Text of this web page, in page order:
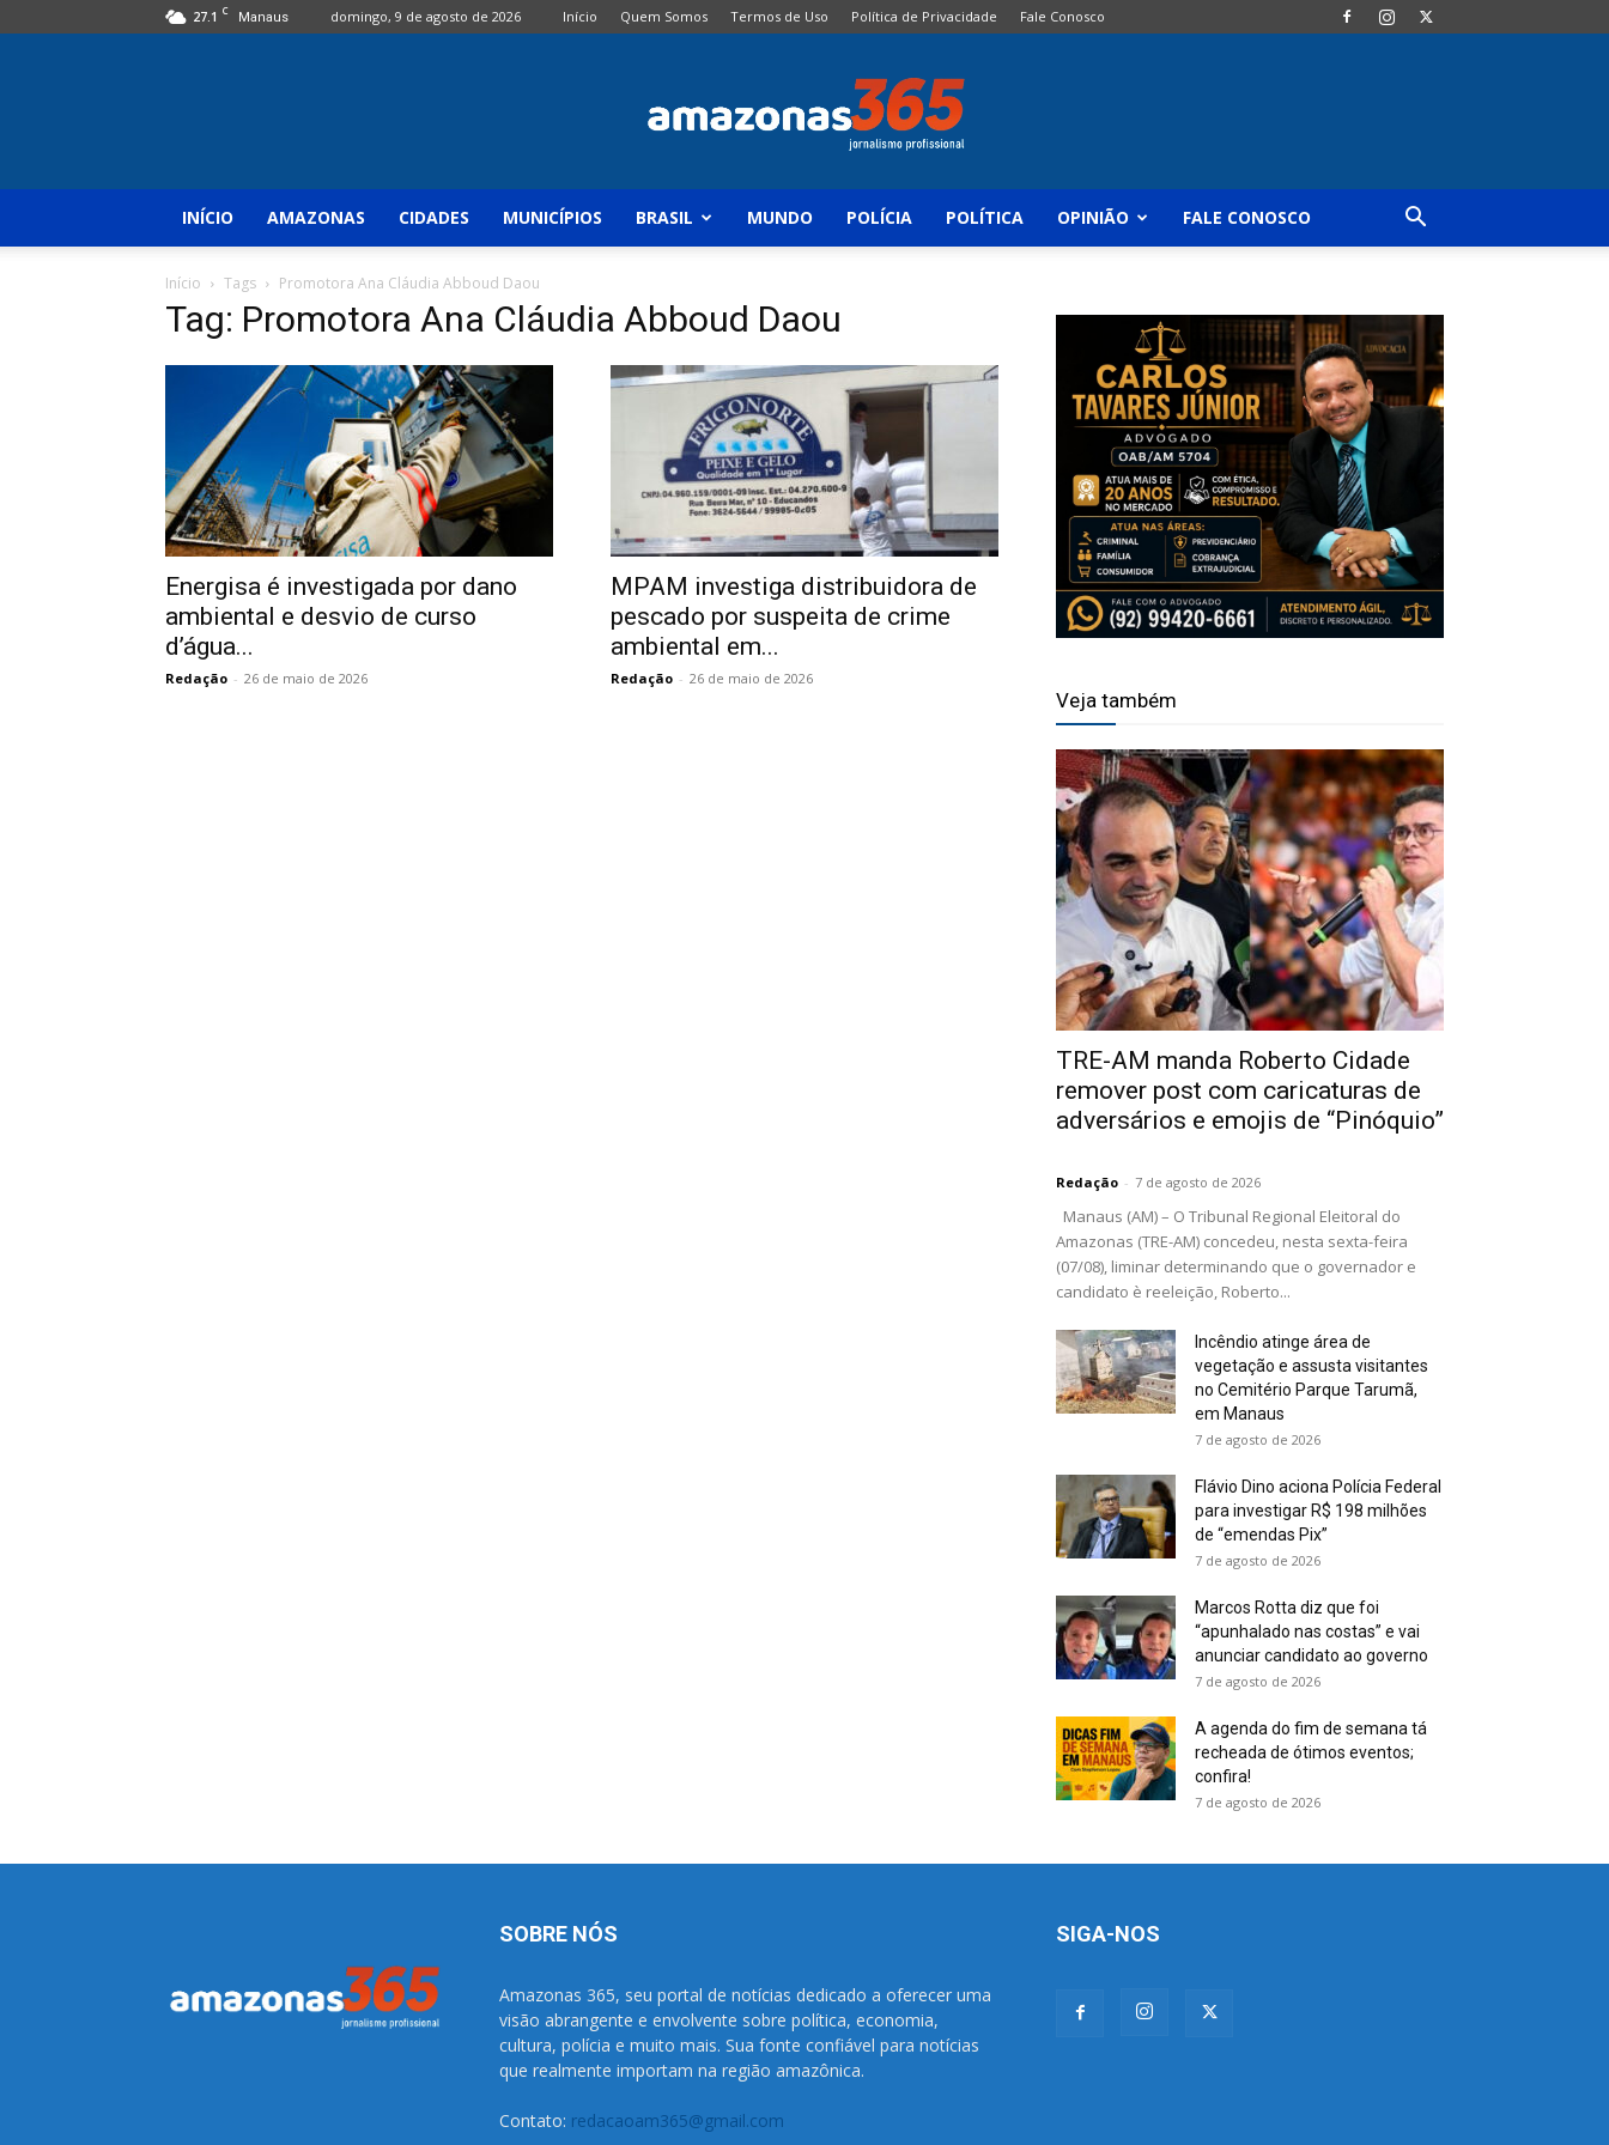
27.1 C Manaus domingo, 9 de agosto de 2026 Início Quem Somos Termos de Uso Política de Privacidade Fale Conosco
INÍCIO AMAZONAS CIDADES MUNICÍPIOS BRASIL MUNDO POLÍCIA POLÍTICA OPINIÃO FALE CONOSCO
Início Tags Promotora Ana Cláudia Abboud Daou
Tag: Promotora Ana Cláudia Abboud Daou
Energisa é investigada por dano
ambiental e desvio de curso
d’água...
Redação - 26 de maio de 2026
MPAM investiga distribuidora de
pescado por suspeita de crime
ambiental em...
Redação - 26 de maio de 2026
Veja também
TRE-AM manda Roberto Cidade
remover post com caricaturas de
adversários e emojis de “Pinóquio”
Redação - 7 de agosto de 2026
Manaus (AM) – O Tribunal Regional Eleitoral do
Amazonas (TRE-AM) concedeu, nesta sexta-feira
(07/08), liminar determinando que o governador e
candidato è reeleição, Roberto...
Incêndio atinge área de
vegetação e assusta visitantes
no Cemitério Parque Tarumã,
em Manaus
7 de agosto de 2026
Flávio Dino aciona Polícia Federal
para investigar R$ 198 milhões
de “emendas Pix”
7 de agosto de 2026
Marcos Rotta diz que foi
“apunhalado nas costas” e vai
anunciar candidato ao governo
7 de agosto de 2026
A agenda do fim de semana tá
recheada de ótimos eventos;
confira!
7 de agosto de 2026
SOBRE NÓS
Amazonas 365, seu portal de notícias dedicado a oferecer uma
visão abrangente e envolvente sobre política, economia,
cultura, polícia e muito mais. Sua fonte confiável para notícias
que realmente importam na região amazônica.
Contato: redacaoam365@gmail.com
SIGA-NOS